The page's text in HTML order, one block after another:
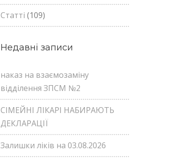
Статті (109)
Недавні записи
наказ на взаємозаміну
відділення ЗПСМ №2
СІМЕЙНІ ЛІКАРІ НАБИРАЮТЬ
ДЕКЛАРАЦІЇ
Залишки ліків на 03.08.2026